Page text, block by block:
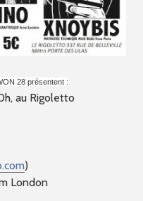
28 présentent :
au Rigoletto
)
London